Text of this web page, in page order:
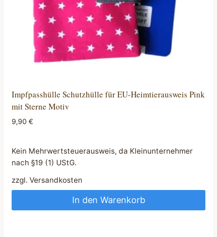
Impfpasshülle Schutzhülle für EU-Heimtierausweis Pink
mit Sterne Motiv
9,90 €
Kein Mehrwertsteuerausweis, da Kleinunternehmer
nach §19 (1) UStG.
zzgl. Versandkosten
In den Warenkorb